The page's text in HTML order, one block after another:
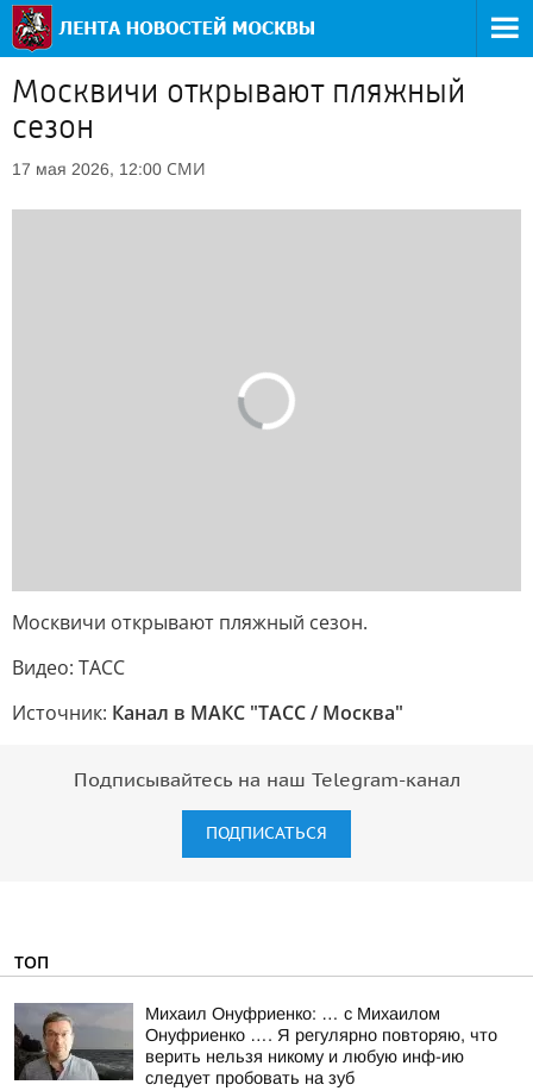
Москвичи открывают пляжный
сезон
17 мая 2026, 12:00 СМИ
Москвичи открывают пляжный сезон.
Видео: ТАСС
Источник: Канал в МАКС "ТАСС / Москва"
Подписывайтесь на наш Telegram-канал
ПОДПИСАТЬСЯ
ТОП
Михаил Онуфриенко: … с Михаилом
Онуфриенко …. Я регулярно повторяю, что
верить нельзя никому и любую инф-ию
следует пробовать на зуб